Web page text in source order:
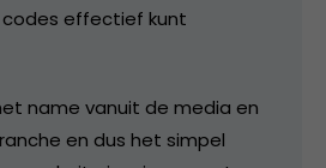
effectief kunt
name vanuit de media en
en dus het simpel